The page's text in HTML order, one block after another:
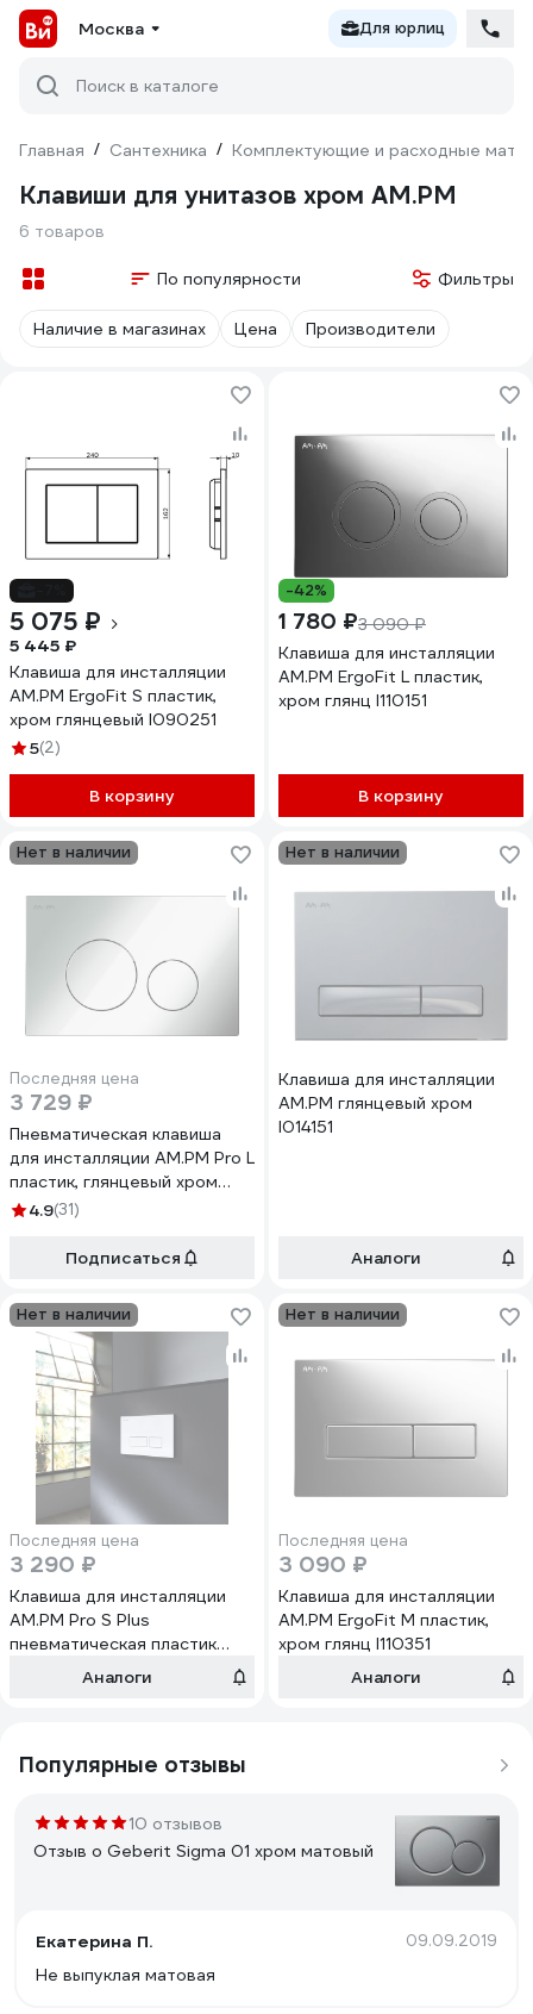
Москва Для юрлиц
Поиск в каталоге
Главная / Сантехника / Комплектующие и расходные
Клавиши для унитазов хром AM.PM
6 товаров
По популярности Фильтры
Наличие в магазинах Цена Производители
5 075 ₽
5 445 ₽
Клавиша для инсталляции
AM.PM ErgoFit S пластик,
хром глянцевый I090251
5(2)
В корзину
-42%
1 780 ₽3 090 ₽
Клавиша для инсталляции
AM.PM ErgoFit L пластик,
хром глянц I110151
В корзину
Нет в наличии
Последняя цена
3 729 ₽
Пневматическая клавиша
для инсталляции AM.PM Pro L
пластик, глянцевый хром
I049051
4.9(31)
Подписаться
Нет в наличии
Клавиша для инсталляции
AM.PM глянцевый хром
I014151
Аналоги
Нет в наличии
Последняя цена
3 290 ₽
Клавиша для инсталляции
AM.PM Pro S Plus
пневматическая пластик
глянцевый хром I0470B51
Аналоги
Нет в наличии
Последняя цена
3 090 ₽
Клавиша для инсталляции
AM.PM ErgoFit М пластик,
хром глянц I110351
Аналоги
Популярные отзывы
10 отзывов
Отзыв о Geberit Sigma 01 хром матовый
Екатерина П. 09.09.2019
Не выпуклая матовая